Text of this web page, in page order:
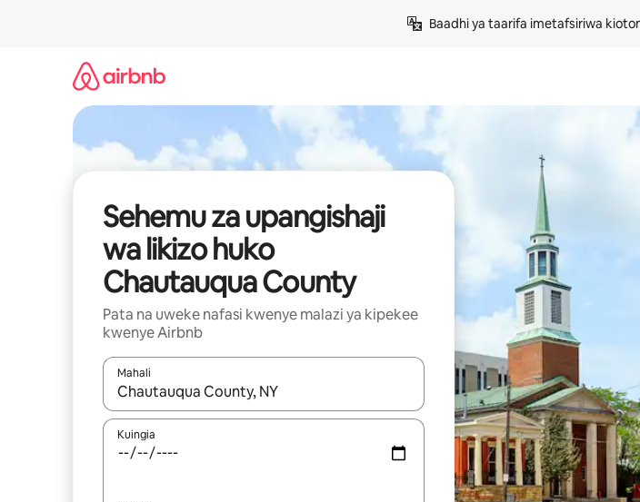
Baadhi ya taarifa imetafsiriwa
Sehemu za upangishaji
wa likizo huko
Chautauqua County
Pata na uweke nafasi kwenye malazi ya kipekee
kwenye Airbnb
Mahali
Wakati matokeo yanapatikana, vinjari kwa kutumia vitufe vya vishale vya juu na chini au
Kuingia